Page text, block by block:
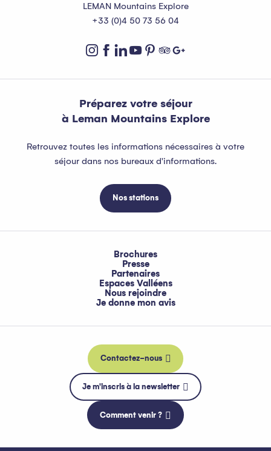
LEMAN Mountains Explore
+33 (0)4 50 73 56 04
Préparez votre séjour
à Leman Mountains Explore
Retrouvez toutes les informations nécessaires à votre
séjour dans nos bureaux d'informations.
Nos stations
Brochures
Presse
Partenaires
Espaces Valléens
Nous rejoindre
Je donne mon avis
Contactez-nous
Je m'inscris à la newsletter
Comment venir ?